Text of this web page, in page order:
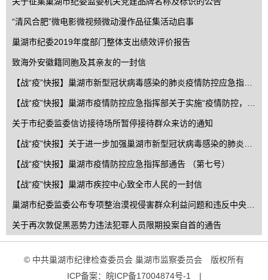
“清风合肥”微电影微视频微动漫作品征集活动启事
巢湖市纪委2019年度部门整体支出绩效评价报告
致海外安徽籍同胞及其亲友的一封信
【战“疫”快报】巢湖市新型冠状病毒感染的肺炎疫情防控应急指挥部通告 （第11号）
【战“疫”快报】巢湖市疫情防控应急指挥部关于实施“疫情防控，全民有责”九项措施的通告 （第九号）
关于市纪委监委信访接待场所暂停接待群众来访的通知
【战“疫”快报】关于进一步加强巢湖市新型冠状病毒感染的肺炎疫情防控工作的通告（第八号）
【战“疫”快报】巢湖市疫情防控应急指挥部通告 （第七号）
【战“疫”快报】巢湖市疾控中心致全市人民的一封信
巢湖市纪委监委公布专项整治漠视侵害群众利益问题和违反中央八项规定精神突出问题监督举报方式
关于再次敦促黑恶势力违法犯罪人员限期投案自首的通告
© 中共巢湖市纪律检查委员会 巢湖市监察委员会 版权所有
ICP备案： 皖ICP备17004874号-1 |